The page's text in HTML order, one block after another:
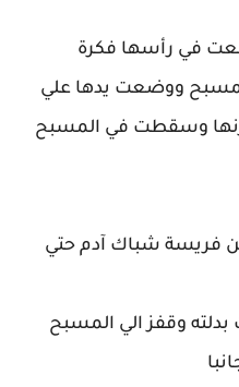
في رأسها فكرة
ووضعت يدها علي
وسقطت في المسبح
فريسة شباك آدم حتي
وقفز الي المسبح